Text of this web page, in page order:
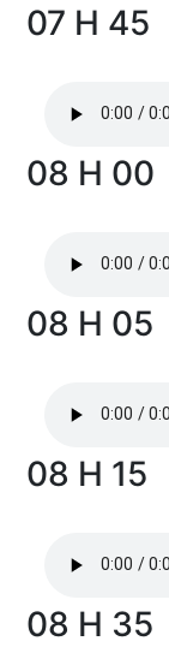
07 H 45
08 H 00
08 H 05
08 H 15
08 H 35